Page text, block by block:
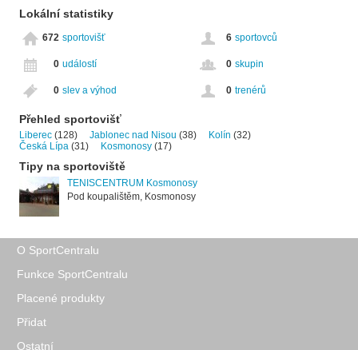
Lokální statistiky
672 sportovišť 6 sportovců
0 událostí 0 skupin
0 slev a výhod 0 trenérů
Přehled sportovišť
Liberec (128) Jablonec nad Nisou (38) Kolín (32)
Česká Lípa (31) Kosmonosy (17)
Tipy na sportoviště
TENISCENTRUM Kosmonosy
Pod koupalištěm, Kosmonosy
O SportCentralu
Funkce SportCentralu
Placené produkty
Přidat
Ostatní